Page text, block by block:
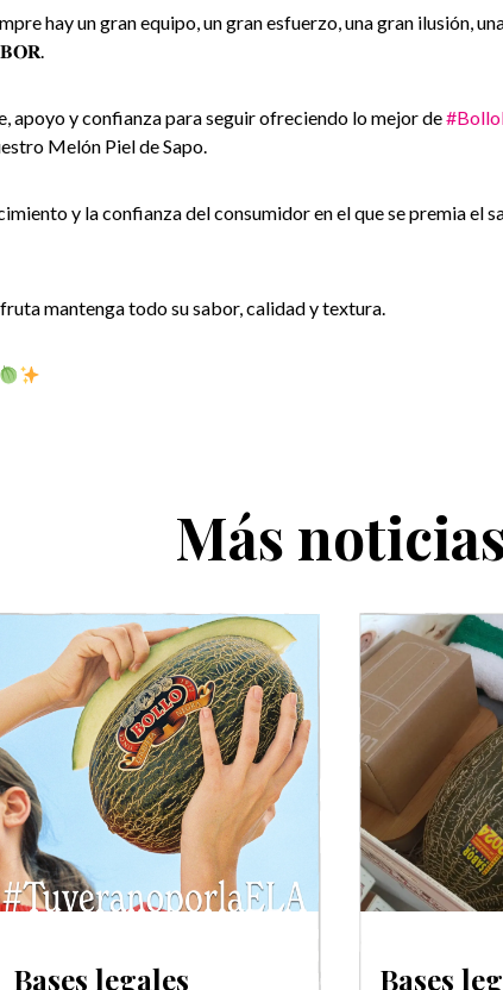
hay un gran equipo, un gran esfuerzo, una gran ilusión,
apoyo y confianza para seguir ofreciendo lo mejor de
Melón Piel de Sapo.
y la confianza del consumidor en el que se premia el
mantenga todo su sabor, calidad y textura.
Más
Bases legales
Bases